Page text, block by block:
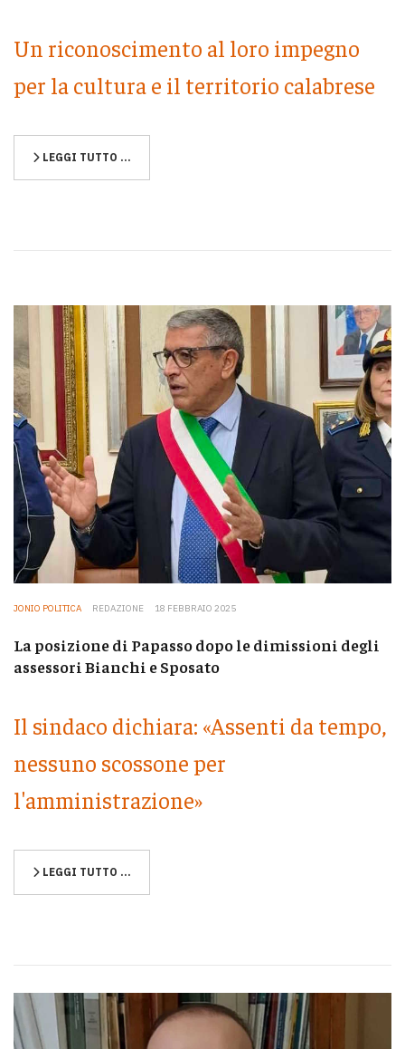
Un riconoscimento al loro impegno
per la cultura e il territorio calabrese
LEGGI TUTTO …
JONIO POLITICA REDAZIONE 18 FEBBRAIO 2025
La posizione di Papasso dopo le dimissioni degli
assessori Bianchi e Sposato
Il sindaco dichiara: «Assenti da tempo,
nessuno scossone per
l'amministrazione»
LEGGI TUTTO …